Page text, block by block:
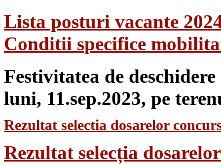
Lista posturi vacante
Conditii specifice
Festivitatea de
luni, 11.sep.2023, pe
Rezultat selectia dosarelor
Rezultat selecția